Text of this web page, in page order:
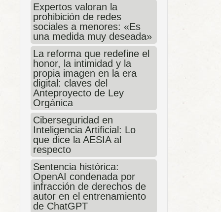
Expertos valoran la
prohibición de redes
sociales a menores: «Es
una medida muy deseada»
La reforma que redefine el
honor, la intimidad y la
propia imagen en la era
digital: claves del
Anteproyecto de Ley
Orgánica
Ciberseguridad en
Inteligencia Artificial: Lo
que dice la AESIA al
respecto
Sentencia histórica:
OpenAI condenada por
infracción de derechos de
autor en el entrenamiento
de ChatGPT